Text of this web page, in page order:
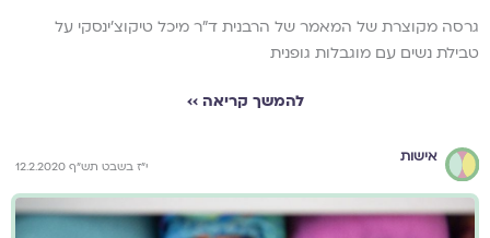
גרסה מקוצרת של המאמר של הרבנית ד"ר מיכל טיקוצ'ינסקי על
טבילת נשים עם מוגבלות גופנית
להמשך קריאה ››
אישות
י"ז בשבט תש"ף 12.2.2020